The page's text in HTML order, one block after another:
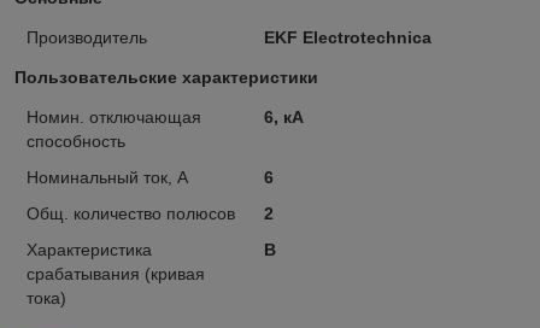
Производитель EKF Electrotechnica
Пользовательские характеристики
Номин. отключающая
способность
6, кА
Номинальный ток, А
6
Общ. количество полюсов
2
Характеристика
срабатывания (кривая
тока)
B